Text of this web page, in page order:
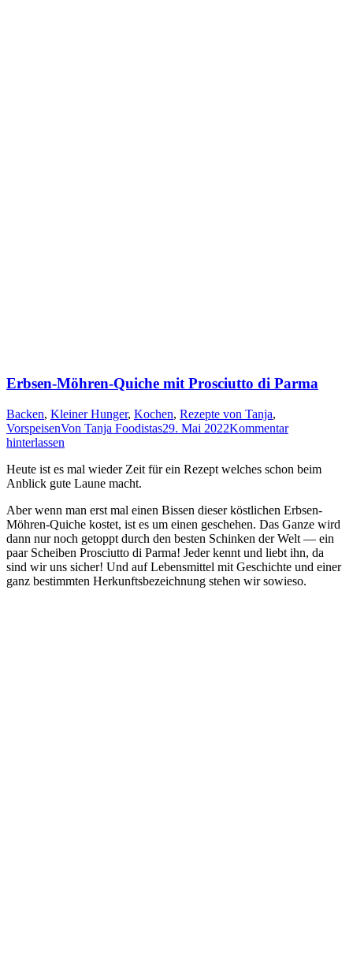
Erbsen-Möhren-Quiche mit Prosciutto di Parma
Backen, Kleiner Hunger, Kochen, Rezepte von Tanja,
VorspeisenVon Tanja Foodistas29. Mai 2022Kommentar
hinterlassen
Heu­te ist es mal wie­der Zeit für ein Rezept wel­ches schon beim
Anblick gute Lau­ne macht.
Aber wenn man erst mal einen Bis­sen die­ser köst­li­chen Erb­sen-
Möh­ren-Quiche kos­tet, ist es um einen gesche­hen. Das Gan­ze wird
dann nur noch getoppt durch den bes­ten Schin­ken der Welt — ein
paar Schei­ben Pro­sci­ut­to di Par­ma! Jeder kennt und liebt ihn, da
sind wir uns sicher! Und auf Lebens­mit­tel mit Geschich­te und einer
ganz bestimm­ten Her­kunfts­be­zeich­nung ste­hen wir sowieso.